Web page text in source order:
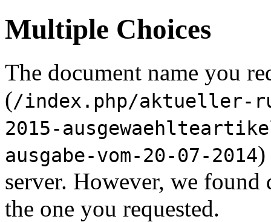
Multiple Choices
The document name you
(/index.php/aktueller-
2015-
ausgabe-vom-20-07-2014)
server. However, we
the one you requested.